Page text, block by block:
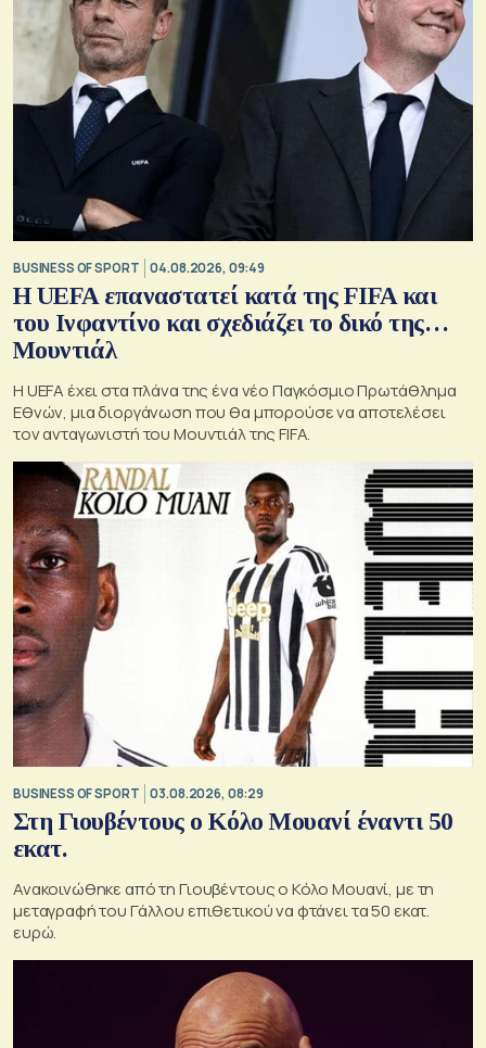
BUSINESS OF SPORT 04.08.2026, 09:49
Η UEFA επαναστατεί κατά της FIFA και
του Ινφαντίνο και σχεδιάζει το δικό της…
Μουντιάλ
Η UEFA έχει στα πλάνα της ένα νέο Παγκόσμιο Πρωτάθλημα
Εθνών, μια διοργάνωση που θα μπορούσε να αποτελέσει
τον ανταγωνιστή του Μουντιάλ της FIFA.
BUSINESS OF SPORT 03.08.2026, 08:29
Στη Γιουβέντους ο Κόλο Μουανί έναντι 50
εκατ.
Ανακοινώθηκε από τη Γιουβέντους ο Κόλο Μουανί, με τη
μεταγραφή του Γάλλου επιθετικού να φτάνει τα 50 εκατ.
ευρώ.